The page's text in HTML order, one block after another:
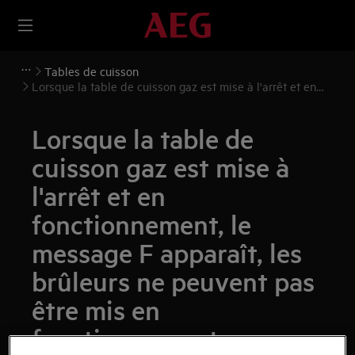
Tables de cuisson
Lorsque la table de cuisson gaz est mise à l'arrêt et en
Lorsque la table de
cuisson gaz est mise à
l'arrêt et en
fonctionnement, le
message F apparaît, les
brûleurs ne peuvent pas
être mis en
fonctionnement